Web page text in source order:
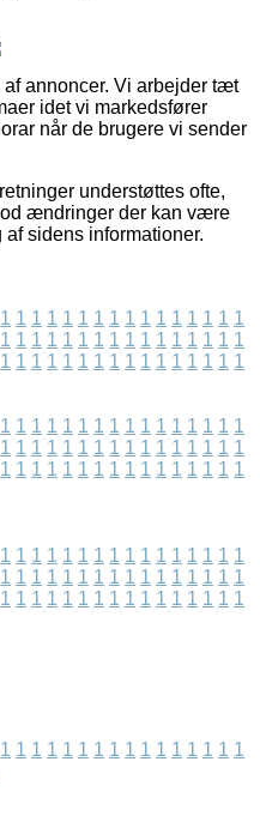
annoncer. Vi arbejder tæt
idet vi markedsfører
når de brugere vi sender
understøttes ofte,
ændringer der kan være
sidens informationer.
1 1 1 1 1 1 1 1 1 1 1 1 1 1 1 1
1 1 1 1 1 1 1 1 1 1 1 1 1 1 1 1
1 1 1 1 1 1 1 1 1 1 1 1 1 1 1 1
1 1 1 1 1 1 1 1 1 1 1 1 1 1 1 1
1 1 1 1 1 1 1 1 1 1 1 1 1 1 1 1
1 1 1 1 1 1 1 1 1 1 1 1 1 1 1 1
1 1 1 1 1 1 1 1 1 1 1 1 1 1 1 1
1 1 1 1 1 1 1 1 1 1 1 1 1 1 1 1
1 1 1 1 1 1 1 1 1 1 1 1 1 1 1 1
1 1 1 1 1 1 1 1 1 1 1 1 1 1 1 1